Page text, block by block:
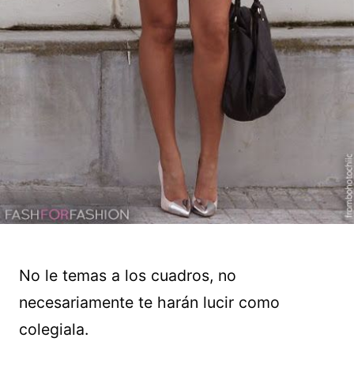
No le temas a los cuadros, no
necesariamente te harán lucir como
colegiala.